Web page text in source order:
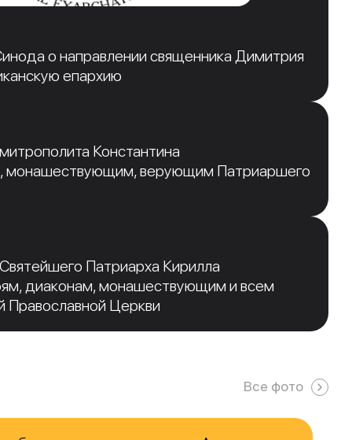
о направлении священника Димитрия
епархию
Константина
монашествующим, верующим Патриаршего
Патриарха Кирилла
диаконам, монашествующим и всем
Православной Церкви
Все фото